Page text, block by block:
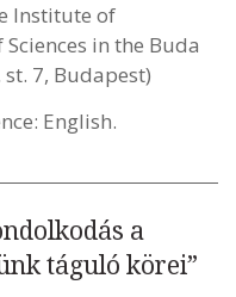
Institute of
in the Buda
7, Budapest)
English.
a
táguló körei”